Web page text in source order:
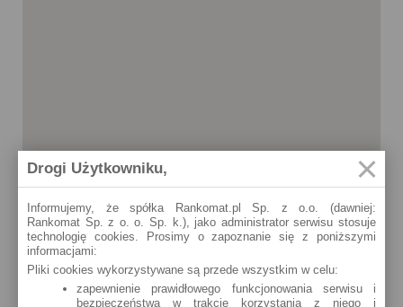
Drogi Użytkowniku,
Informujemy, że spółka Rankomat.pl Sp. z o.o. (dawniej:
Rankomat Sp. z o. o. Sp. k.), jako administrator serwisu stosuje
technologię cookies. Prosimy o zapoznanie się z poniższymi
informacjami:
Pliki cookies wykorzystywane są przede wszystkim w celu:
zapewnienie prawidłowego funkcjonowania serwisu i
bezpieczeństwa w trakcie korzystania z niego i